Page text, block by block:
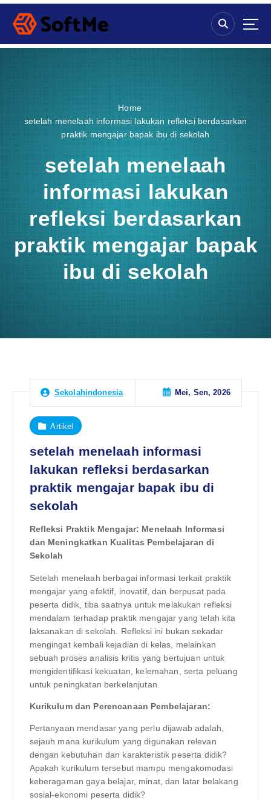
S
p
Home
setelah menelaah informasi lakukan refleksi berdasarkan
praktik mengajar bapak ibu di sekolah
setelah menelaah
informasi lakukan
refleksi berdasarkan
praktik mengajar bapak
ibu di sekolah
Sekolahindonesia Mei, Sen, 2026
Artikel
setelah menelaah informasi
lakukan refleksi berdasarkan
praktik mengajar bapak ibu di
sekolah
Refleksi Praktik Mengajar: Menelaah Informasi
dan Meningkatkan Kualitas Pembelajaran di
Sekolah
Setelah menelaah berbagai informasi terkait praktik
mengajar yang efektif, inovatif, dan berpusat pada
peserta didik, tiba saatnya untuk melakukan refleksi
mendalam terhadap praktik mengajar yang telah kita
laksanakan di sekolah. Refleksi ini bukan sekadar
mengingat kembali kejadian di kelas, melainkan
sebuah proses analisis kritis yang bertujuan untuk
mengidentifikasi kekuatan, kelemahan, serta peluang
untuk peningkatan berkelanjutan.
Kurikulum dan Perencanaan Pembelajaran:
Pertanyaan mendasar yang perlu dijawab adalah,
sejauh mana kurikulum yang digunakan relevan
dengan kebutuhan dan karakteristik peserta didik?
Apakah kurikulum tersebut mampu mengakomodasi
keberagaman gaya belajar, minat, dan latar belakang
sosial-ekonomi peserta didik?